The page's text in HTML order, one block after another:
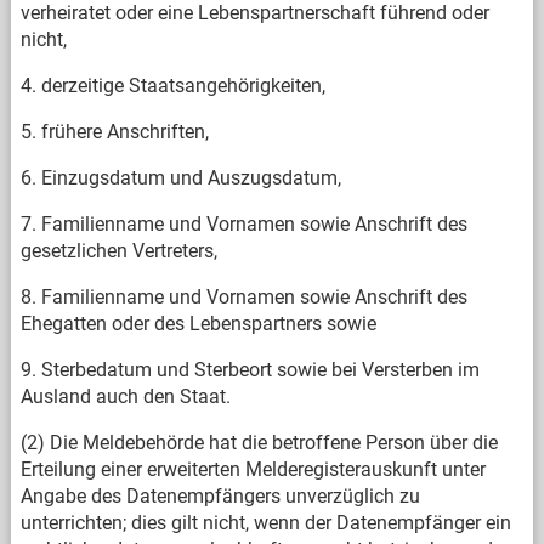
verheiratet oder eine Lebenspartnerschaft führend oder
nicht,
4. derzeitige Staatsangehörigkeiten,
5. frühere Anschriften,
6. Einzugsdatum und Auszugsdatum,
7. Familienname und Vornamen sowie Anschrift des
gesetzlichen Vertreters,
8. Familienname und Vornamen sowie Anschrift des
Ehegatten oder des Lebenspartners sowie
9. Sterbedatum und Sterbeort sowie bei Versterben im
Ausland auch den Staat.
(2) Die Meldebehörde hat die betroffene Person über die
Erteilung einer erweiterten Melderegisterauskunft unter
Angabe des Datenempfängers unverzüglich zu
unterrichten; dies gilt nicht, wenn der Datenempfänger ein